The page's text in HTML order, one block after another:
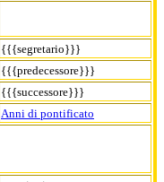
{{{segretario}}}
{{{predecessore}}}
{{{successore}}}
Anni di pontificato